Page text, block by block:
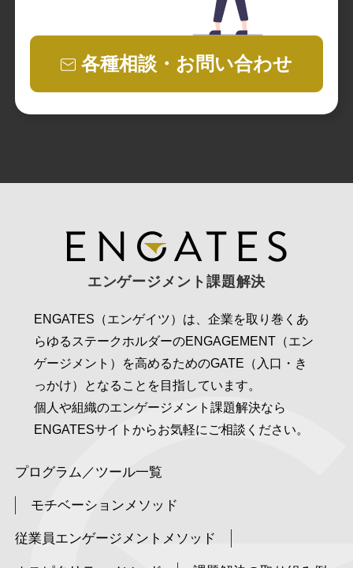
各種相談・お問い合わせ
エンゲージメント課題解決
ENGATES（エンゲイツ）は、企業を取り巻くあ
らゆるステークホルダーのENGAGEMENT（エン
ゲージメント）を高めるためのGATE（入口・き
っかけ）となることを目指しています。
個人や組織のエンゲージメント課題解決なら
ENGATESサイトからお気軽にご相談ください。
プログラム／ツール一覧
モチベーションメソッド
従業員エンゲージメントメソッド